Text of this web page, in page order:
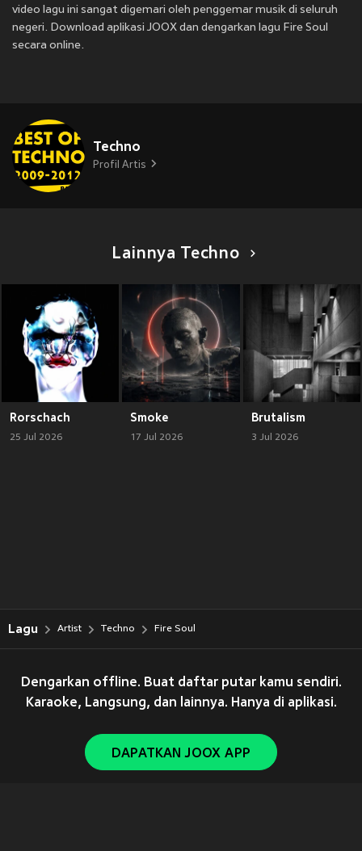
video lagu ini sangat digemari oleh penggemar musik di seluruh
negeri. Download aplikasi JOOX dan dengarkan lagu Fire Soul
secara online.
Techno
Profil Artis
Lainnya Techno
Rorschach
25 Jul 2026
Smoke
17 Jul 2026
Brutalism
3 Jul 2026
Lagu Artist Techno Fire Soul
Dengarkan offline. Buat daftar putar kamu sendiri.
Karaoke, Langsung, dan lainnya. Hanya di aplikasi.
DAPATKAN JOOX APP